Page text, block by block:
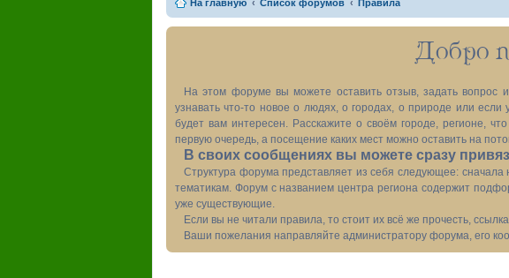
На главную Список форумов Правила
Добро
На этом форуме вы можете оставить отзыв, задать вопрос
узнавать что-то новое о людях, о городах, о природе или
будет вам интересен. Расскажите о своём городе, регионе,
первую очередь, а посещение каких мест можно оставить на
В своих сообщениях вы можете сразу
Структура форума представляет из себя следующее:
тематикам. Форум с названием центра региона содержит
уже существующие.
Если вы не читали правила, то стоит их всё же прочесть,
Ваши пожелания направляйте администратору форума, его